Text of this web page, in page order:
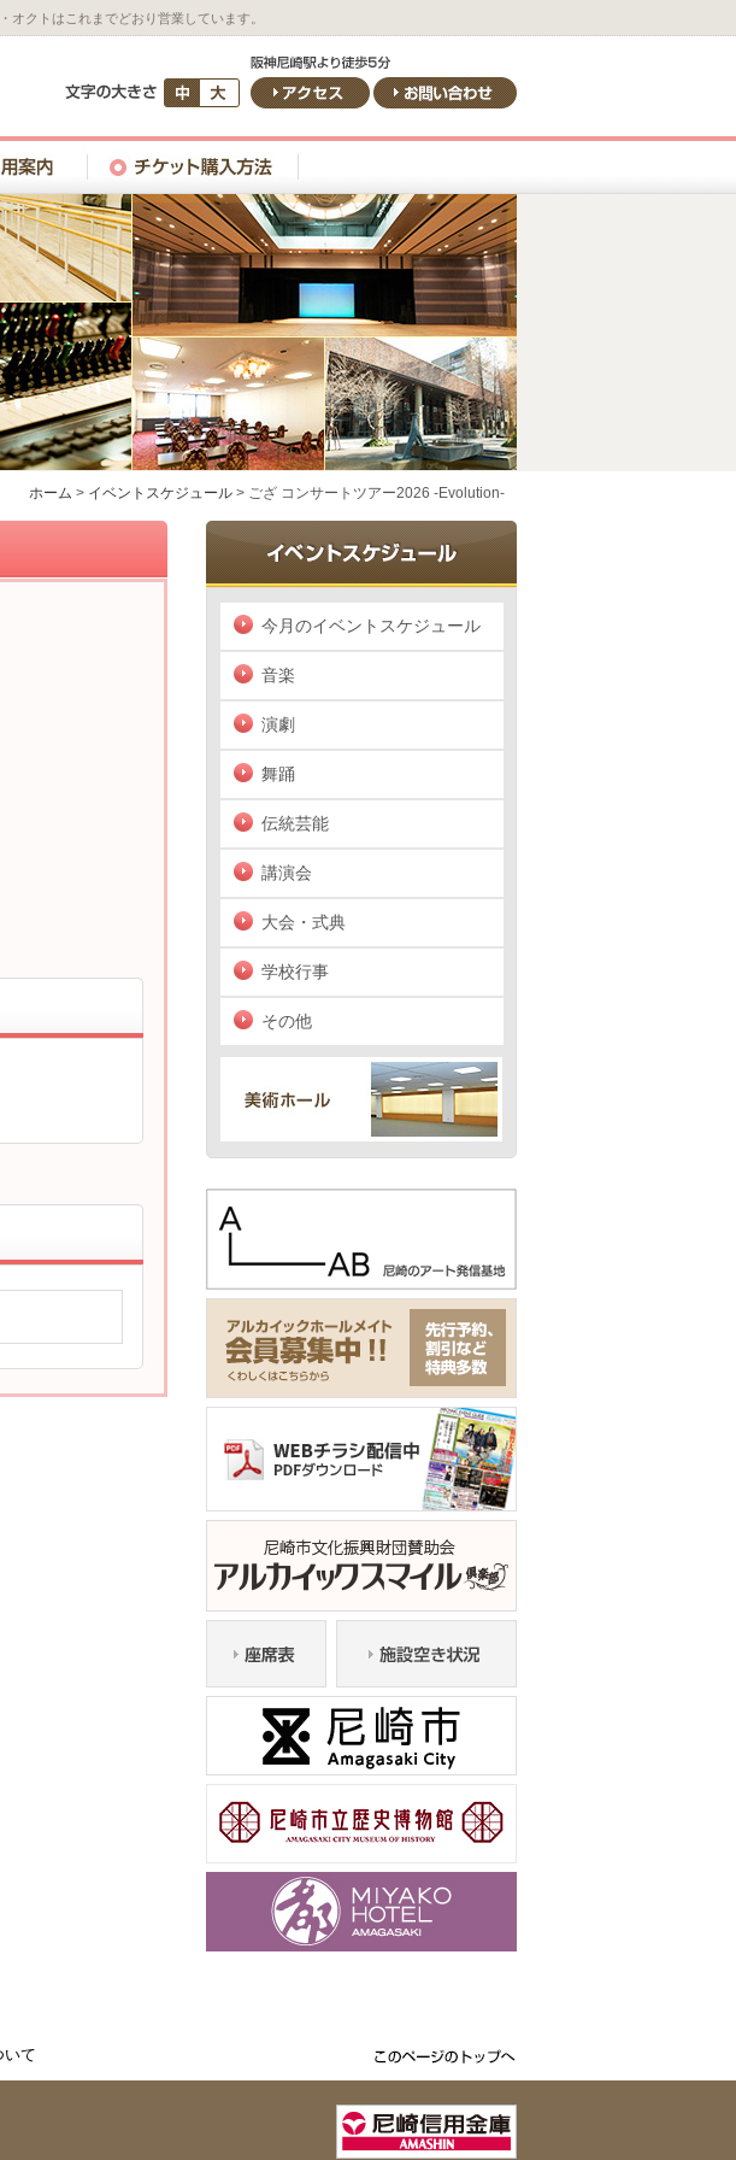
クトはこれまでどおり営業しています。
ホーム > イベントスケジュール > ござ コンサートツアー2026 -Evolution-
今月のイベントスケジュール
音楽
演劇
舞踊
伝統芸能
講演会
大会・式典
学校行事
その他
いて